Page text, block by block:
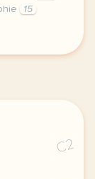
15
priorite
C2